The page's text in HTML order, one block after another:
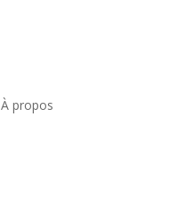
À propos